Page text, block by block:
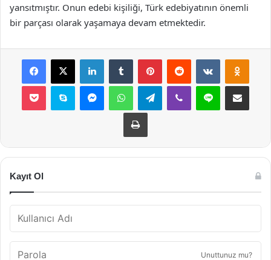
yansıtmıştır. Onun edebi kişiliği, Türk edebiyatının önemli
bir parçası olarak yaşamaya devam etmektedir.
Facebook
X LinkedInTumblr PinterestReddit VKontakte
Pocket Skype MessengerWhatsAppTelegramViber Line E-Posta ile
Yazdır
Kayıt Ol
Unuttunuz mu?